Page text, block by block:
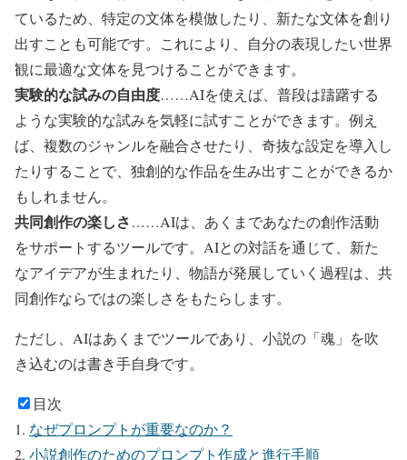
ているため、特定の文体を模倣したり、新たな文体を創り
出すことも可能です。これにより、自分の表現したい世界
観に最適な文体を見つけることができます。
実験的な試みの自由度……AIを使えば、普段は躊躇する
ような実験的な試みを気軽に試すことができます。例え
ば、複数のジャンルを融合させたり、奇抜な設定を導入し
たりすることで、独創的な作品を生み出すことができるか
もしれません。
共同創作の楽しさ……AIは、あくまであなたの創作活動
をサポートするツールです。AIとの対話を通じて、新た
なアイデアが生まれたり、物語が発展していく過程は、共
同創作ならではの楽しさをもたらします。
ただし、AIはあくまでツールであり、小説の「魂」を吹
き込むのは書き手自身です。
目次
なぜプロンプトが重要なのか？
小説創作のためのプロンプト作成と進行手順